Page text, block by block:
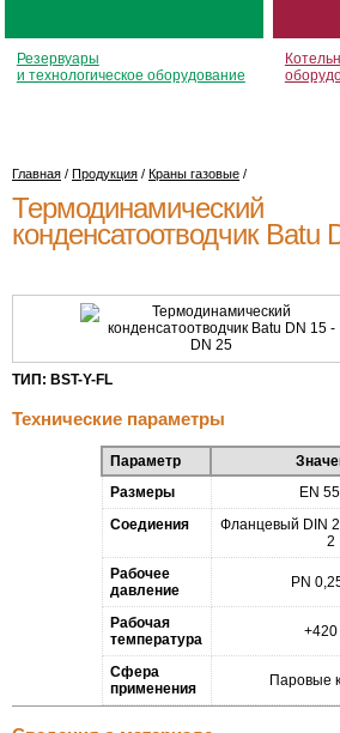
Резервуары
и технологическое оборудование
Главная / Продукция / Краны газовые /
Термодинамический
конденсатоотводчик Batu
ТИП: BST-Y-FL
Технические параметры
Параметр
Размеры
EN
Соедиения
Фланцевый DIN
2
Рабочее
давление
PN
Рабочая
температура
+420
Сфера
применения
Паровые